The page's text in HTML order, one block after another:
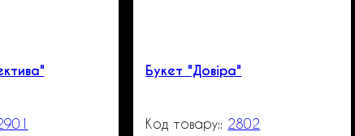
Букет "Довіра"
2802